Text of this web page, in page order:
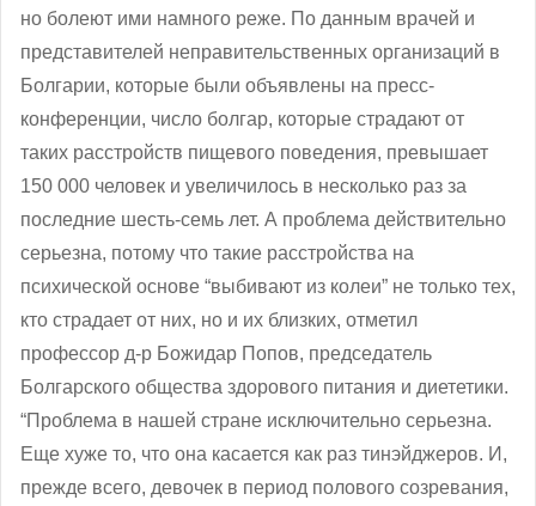
но болеют ими намного реже. По данным врачей и
представителей неправительственных организаций в
Болгарии, которые были объявлены на пресс-
конференции, число болгар, которые страдают от
таких расстройств пищевого поведения, превышает
150 000 человек и увеличилось в несколько раз за
последние шесть-семь лет. А проблема действительно
серьезна, потому что такие расстройства на
психической основе “выбивают из колеи” не только тех,
кто страдает от них, но и их близких, отметил
профессор д-р Божидар Попов, председатель
Болгарского общества здорового питания и диететики.
“Проблема в нашей стране исключительно серьезна.
Еще хуже то, что она касается как раз тинэйджеров. И,
прежде всего, девочек в период полового созревания,